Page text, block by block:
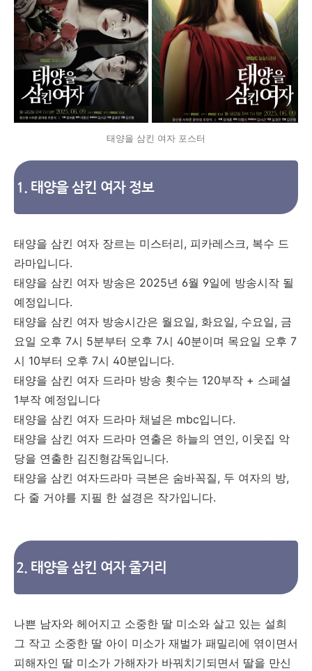
태양을 삼킨 여자 포스터
1. 태양을 삼킨 여자 정보
태양을 삼킨 여자 장르는 미스터리, 피카레스크, 복수 드
라마입니다.
태양을 삼킨 여자 방송은 2025년 6월 9일에 방송시작 될
예정입니다.
태양을 삼킨 여자 방송시간은 월요일, 화요일, 수요일, 금
요일 오후 7시 5분부터 오후 7시 40분이며 목요일 오후 7
시 10부터 오후 7시 40분입니다.
태양을 삼킨 여자 드라마 방송 횟수는 120부작 + 스페셜
1부작 예정입니다
태양을 삼킨 여자 드라마 채널은 mbc입니다.
태양을 삼킨 여자 드라마 연출은 하늘의 연인, 이웃집 악
당을 연출한 김진형감독입니다.
태양을 삼킨 여자드라마 극본은 숨바꼭질, 두 여자의 방,
다 줄 거야를 지필 한 설경은 작가입니다.
2. 태양을 삼킨 여자 줄거리
나쁜 남자와 헤어지고 소중한 딸 미소와 살고 있는 설희
그 작고 소중한 딸 아이 미소가 재벌가 패밀리에 엮이면서
피해자인 딸 미소가 가해자가 바꿔치기되면서 딸을 만신